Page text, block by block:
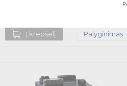
Į krepšelį Palyginimas